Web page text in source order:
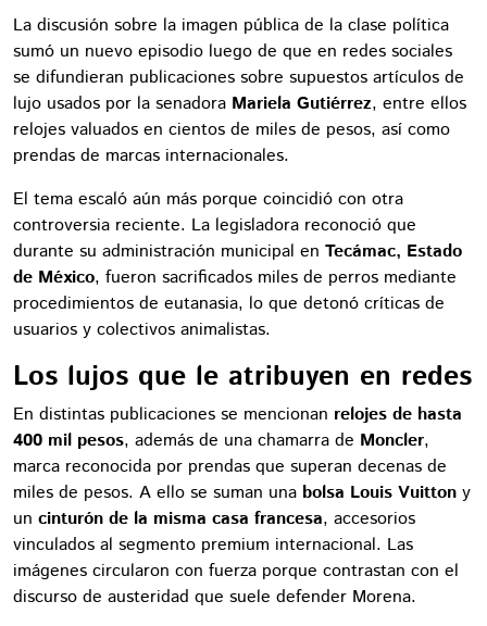
La discusión sobre la imagen pública de la clase política
sumó un nuevo episodio luego de que en redes sociales
se difundieran publicaciones sobre supuestos artículos de
lujo usados por la senadora Mariela Gutiérrez, entre ellos
relojes valuados en cientos de miles de pesos, así como
prendas de marcas internacionales.
El tema escaló aún más porque coincidió con otra
controversia reciente. La legisladora reconoció que
durante su administración municipal en Tecámac, Estado
de México, fueron sacrificados miles de perros mediante
procedimientos de eutanasia, lo que detonó críticas de
usuarios y colectivos animalistas.
Los lujos que le atribuyen en redes
En distintas publicaciones se mencionan relojes de hasta
400 mil pesos, además de una chamarra de Moncler,
marca reconocida por prendas que superan decenas de
miles de pesos. A ello se suman una bolsa Louis Vuitton y
un cinturón de la misma casa francesa, accesorios
vinculados al segmento premium internacional. Las
imágenes circularon con fuerza porque contrastan con el
discurso de austeridad que suele defender Morena.